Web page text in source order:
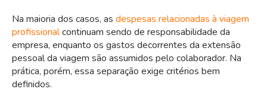
Na maioria dos casos, as despesas relacionadas à viagem
profissionalcontinuam sendo de responsabilidade da
empresa, enquanto os gastos decorrentes da extensão
pessoal da viagem são assumidos pelo colaborador. Na
prática, porém, essa separação exige critérios bem
definidos.